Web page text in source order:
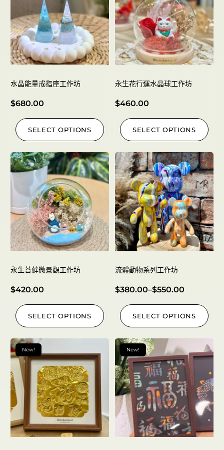
水晶能量戒指座工作坊
$680.00
SELECT OPTIONS
永生花行運水晶球工作坊
$460.00
SELECT OPTIONS
永生苔蘚微景觀工作坊
$420.00
SELECT OPTIONS
流體動物系列工作坊
$380.00–$550.00
SELECT OPTIONS
New! New!